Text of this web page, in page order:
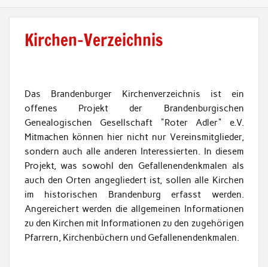
Kirchen-Verzeichnis
Das Brandenburger Kirchenverzeichnis ist ein
offenes Projekt der Brandenburgischen
Genealogischen Gesellschaft "Roter Adler" e.V.
Mitmachen können hier nicht nur Vereinsmitglieder,
sondern auch alle anderen Interessierten. In diesem
Projekt, was sowohl den Gefallenendenkmalen als
auch den Orten angegliedert ist, sollen alle Kirchen
im historischen Brandenburg erfasst werden.
Angereichert werden die allgemeinen Informationen
zu den Kirchen mit Informationen zu den zugehörigen
Pfarrern, Kirchenbüchern und Gefallenendenkmalen.